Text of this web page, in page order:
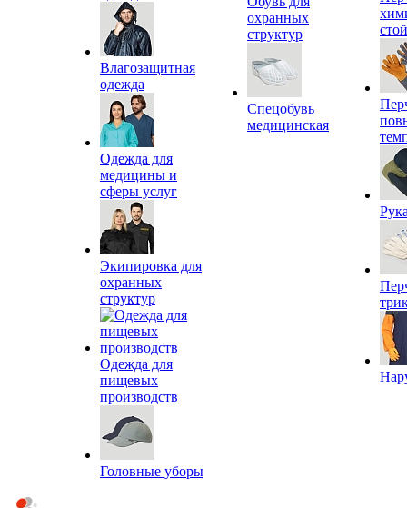
Влагозащитная
одежда
Одежда для
медицины и
сферы услуг
Экипировка для
охранных
структур
Одежда для
пищевых
производств
Головные уборы
охранных
структур
Спецобувь
медицинская